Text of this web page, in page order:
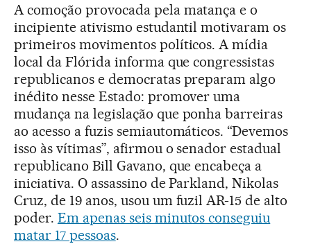
A comoção provocada pela matança e o
incipiente ativismo estudantil motivaram os
primeiros movimentos políticos. A mídia
local da Flórida informa que congressistas
republicanos e democratas preparam algo
inédito nesse Estado: promover uma
mudança na legislação que ponha barreiras
ao acesso a fuzis semiautomáticos. “Devemos
isso às vítimas”, afirmou o senador estadual
republicano Bill Gavano, que encabeça a
iniciativa. O assassino de Parkland, Nikolas
Cruz, de 19 anos, usou um fuzil AR-15 de alto
poder. Em apenas seis minutos conseguiu
matar 17 pessoas.